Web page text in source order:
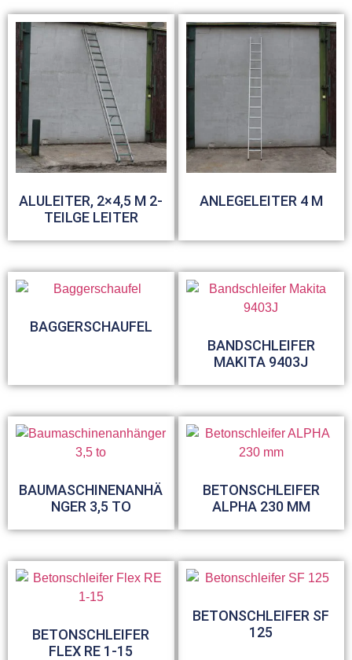
ALULEITER, 2×4,5 M 2-
TEILGE LEITER
ANLEGELEITER 4 M
BAGGERSCHAUFEL
BANDSCHLEIFER
MAKITA 9403J
BAUMASCHINENANHÄ
NGER 3,5 TO
BETONSCHLEIFER
ALPHA 230 MM
BETONSCHLEIFER
FLEX RE 1-15
BETONSCHLEIFER SF
125